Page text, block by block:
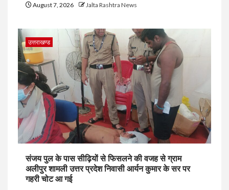
August 7, 2026 Jalta Rashtra News
उत्तराखण्ड
संजय पुल के पास सीढ़ियों से फिसलने की वजह से ग्राम
अलीपुर शामली उत्तर प्रदेश निवासी आर्यन कुमार के सर पर
गहरी चोट आ गई